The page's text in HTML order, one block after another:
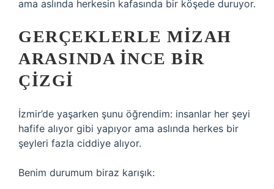
ama aslında herkesin kafasında bir köşede duruyor.
GERÇEKLERLE MIZAH
ARASINDA İNCE BIR
ÇIZGI
İzmir’de yaşarken şunu öğrendim: insanlar her şeyi
hafife alıyor gibi yapıyor ama aslında herkes bir
şeyleri fazla ciddiye alıyor.
Benim durumum biraz karışık: